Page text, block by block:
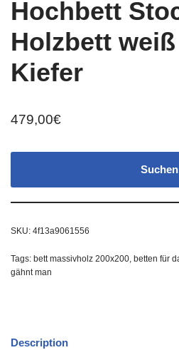
Hochbett
Holzbett
Kiefer
479,00€
Suchen
SKU: 4f13a9061556
Tags: bett massivholz 200x200, betten für
gähnt man
Description